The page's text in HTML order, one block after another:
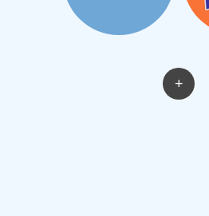
+